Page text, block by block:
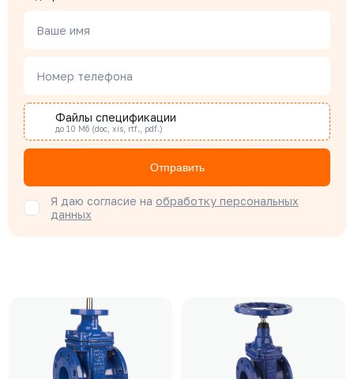
Ваше имя
Номер телефона
Файлы спецификации
до 10 Мб (doc, xis, rtf., pdf.)
Отправить
Я даю согласие на обработку персональных
данных